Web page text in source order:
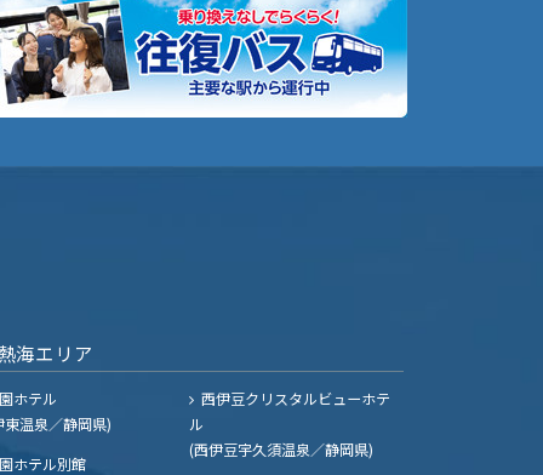
海エリア
ホテル
東温泉／静岡県)
ホテル別館
西伊豆クリスタルビューホテ
ル
(西伊豆宇久須温泉／静岡県)